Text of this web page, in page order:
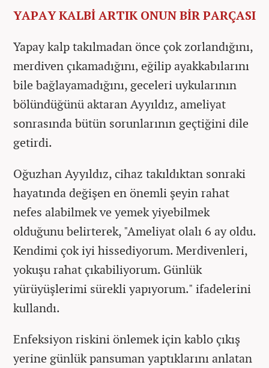
YAPAY KALBİ ARTIK ONUN BİR PARÇASI
Yapay kalp takılmadan önce çok zorlandığını,
merdiven çıkamadığını, eğilip ayakkabılarını
bile bağlayamadığını, geceleri uykularının
bölündüğünü aktaran Ayyıldız, ameliyat
sonrasında bütün sorunlarının geçtiğini dile
getirdi.
Oğuzhan Ayyıldız, cihaz takıldıktan sonraki
hayatında değişen en önemli şeyin rahat
nefes alabilmek ve yemek yiyebilmek
olduğunu belirterek, "Ameliyat olalı 6 ay oldu.
Kendimi çok iyi hissediyorum. Merdivenleri,
yokuşu rahat çıkabiliyorum. Günlük
yürüyüşlerimi sürekli yapıyorum." ifadelerini
kullandı.
Enfeksiyon riskini önlemek için kablo çıkış
yerine günlük pansuman yaptıklarını anlatan